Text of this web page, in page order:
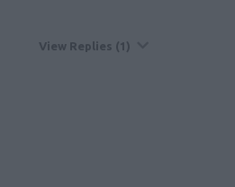
View Replies (1)